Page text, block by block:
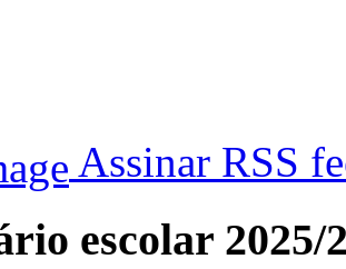
Assinar RSS
escolar 2025/